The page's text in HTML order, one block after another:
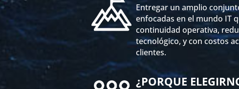
Entregar un amplio
enfocadas en el mundo IT
continuidad operativa,
tecnológico, y con costos
clientes.
¿PORQUE